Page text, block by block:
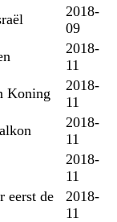
2018-
09
2018-
11
Koning
2018-
11
2018-
11
2018-
11
eerst de
2018-
11